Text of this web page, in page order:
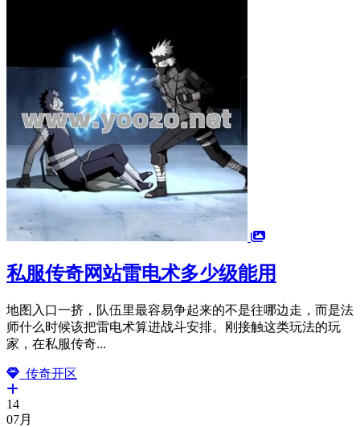
私服传奇网站雷电术多少级能用
地图入口一挤，队伍里最容易争起来的不是往哪边走，而是法
师什么时候该把雷电术算进战斗安排。刚接触这类玩法的玩
家，在私服传奇...
传奇开区
14
07月